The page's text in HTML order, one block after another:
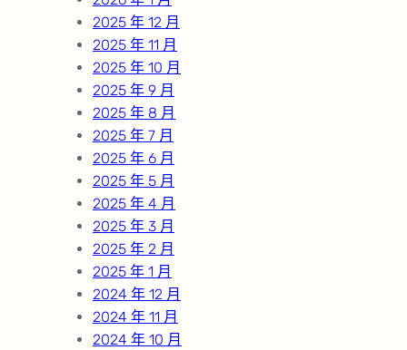
2025 年 12 月
2025 年 11 月
2025 年 10 月
2025 年 9 月
2025 年 8 月
2025 年 7 月
2025 年 6 月
2025 年 5 月
2025 年 4 月
2025 年 3 月
2025 年 2 月
2025 年 1 月
2024 年 12 月
2024 年 11 月
2024 年 10 月